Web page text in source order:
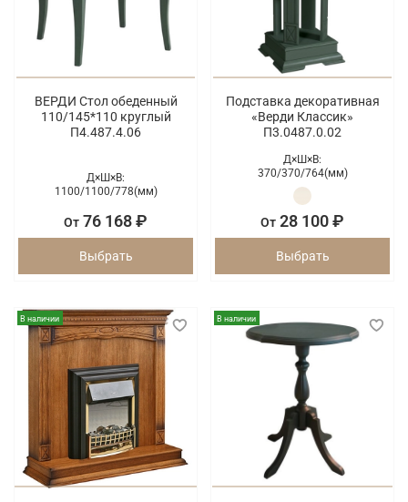
ВЕРДИ Стол обеденный
110/145*110 круглый
П4.487.4.06
Д×Ш×В:
1100/1100/778(мм)
От 76 168 ₽
Выбрать
Подставка декоративная
«Верди Классик»
П3.0487.0.02
Д×Ш×В:
370/370/764(мм)
От 28 100 ₽
Выбрать
В наличии В наличии